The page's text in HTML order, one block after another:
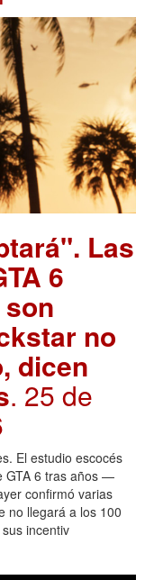
Las
6
no
dicen
. 25 de
El estudio escocés
GTA 6 tras años —
confirmó varias
no llegará a los 100
incentiv